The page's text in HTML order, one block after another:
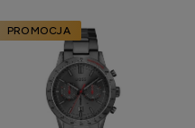
PROMOCJA